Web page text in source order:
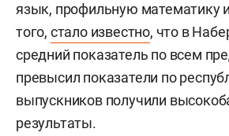
язык, профильную математику
того, стало известно, что в
средний показатель по всем
превысил показатели по
выпускников получили
результаты.